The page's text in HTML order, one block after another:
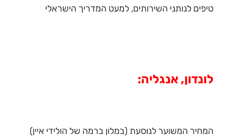
טיפים לנותני השירותים, למעט המדריך הישראלי
לונדון, אנגליה:
המחיר המשוער לנוסעת (במלון ברמה של הולידי איין)